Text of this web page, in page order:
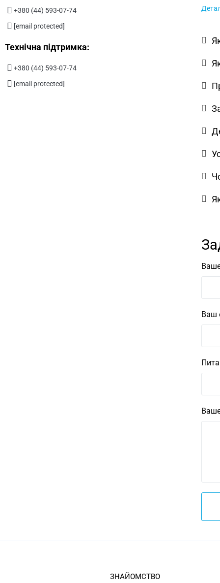
+380 (44) 593-07-74
[email protected]
Технічна підтримка:
+380 (44) 593-07-74
[email protected]
Ваш
ЗНАЙОМСТВО